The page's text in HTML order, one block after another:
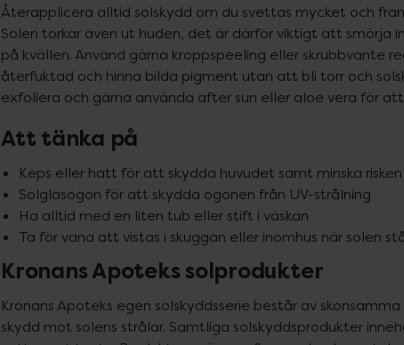
Återapplicera alltid solskydd om du svettas mycket och
Solen torkar även ut huden, det är därför viktigt att smörja
på kvällen. Använd gärna kroppspeeling eller skrubbvante
återfuktad och hinna bilda pigment utan att bli torr och
exfoliera och gärna använda after sun eller aloe vera för
Att tänka på
Keps eller hatt för att skydda huvudet samt minska
Solglasögon för att skydda ögonen från UV-strålning
Ha alltid med en liten tub eller stift i väskan
Ta för vana att vistas i skuggan eller inomhus när solen
Kronans Apoteks solprodukter
Kronans Apoteks egen solskyddsserie består av
skydd mot solens strålar. Samtliga solskyddsprodukter